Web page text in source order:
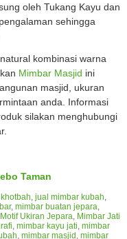
oleh Tukang Kayu dan
sehingga
kombinasi warna
Mimbar Masjid ini
masjid, ukuran
anda. Informasi
silakan menghubungi
Taman
, jual mimbar kubah,
, mimbar buatan jepara,
Ukiran Jepara, Mimbar Jati
, mimbar kayu jati, mimbar
, mimbar masjid , mimbar